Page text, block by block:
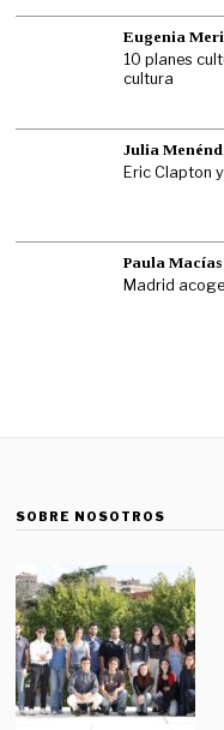
Eugenia
10 planes
cultura
Julia
Eric Clapton
Paula Macías
Madrid
SOBRE NOSOTROS